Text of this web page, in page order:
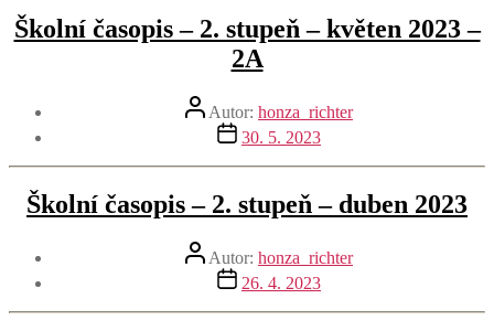
Školní časopis – 2. stupeň – květen 2023 –
2A
Autor
příspěvku
Autor: honza_richter
Datum
příspěvku
30. 5. 2023
Školní časopis – 2. stupeň – duben 2023
Autor
příspěvku
Autor: honza_richter
Datum
příspěvku
26. 4. 2023